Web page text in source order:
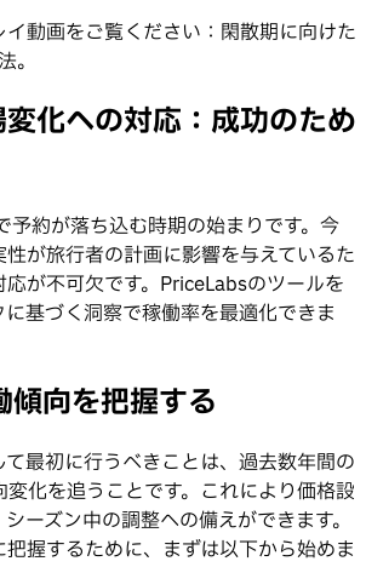
動画をご覧ください：閑散期に向けた
。
化への対応：成功のため
予約が落ち込む時期の始まりです。今
が旅行者の計画に影響を与えているた
が不可欠です。PriceLabsのツールを
基づく洞察で稼働率を最適化できま
向を把握する
最初に行うべきことは、過去数年間の
化を追うことです。これにより価格設
ーズン中の調整への備えができます。
握するために、まずは以下から始めま